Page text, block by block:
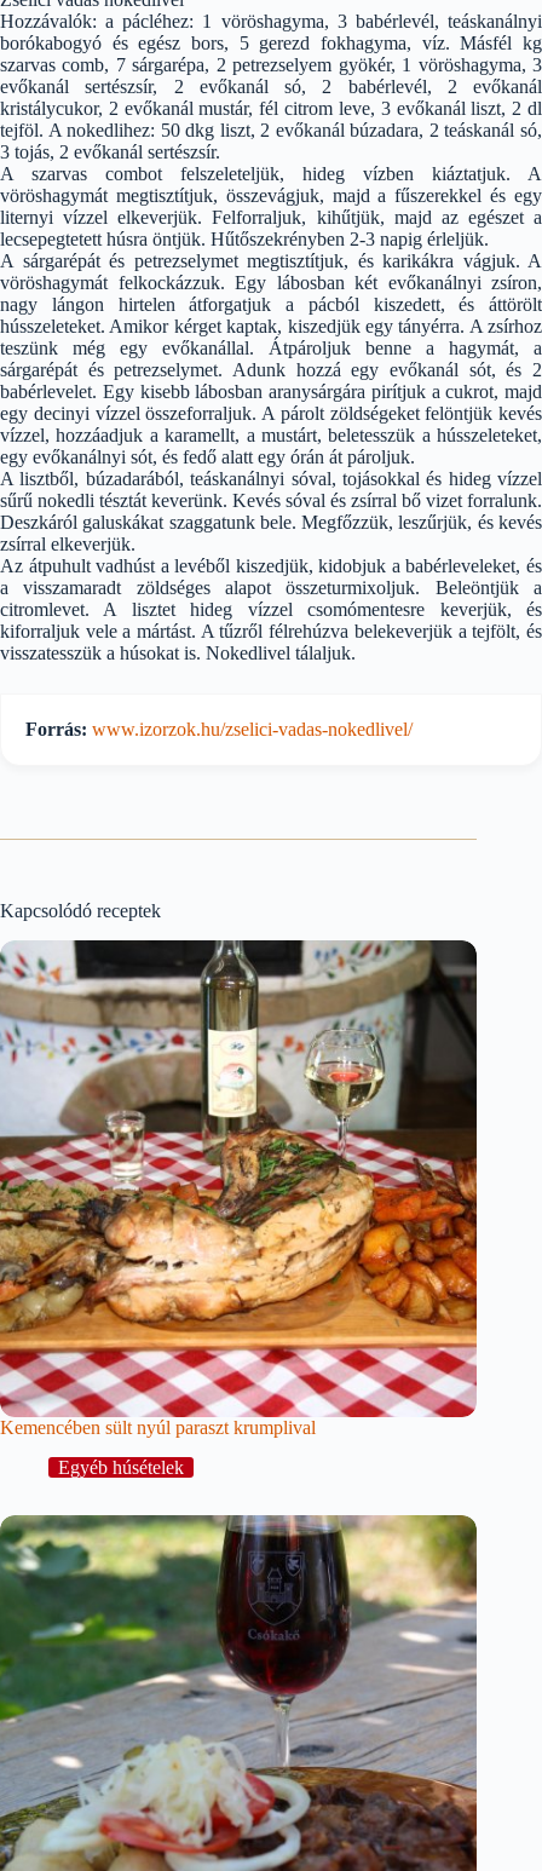
Hozzávalók: a pácléhez: 1 vöröshagyma, 3 babérlevél, teáskanálnyi
borókabogyó és egész bors, 5 gerezd fokhagyma, víz. Másfél kg
szarvas comb, 7 sárgarépa, 2 petrezselyem gyökér, 1 vöröshagyma, 3
evőkanál sertészsír, 2 evőkanál só, 2 babérlevél, 2 evőkanál
kristálycukor, 2 evőkanál mustár, fél citrom leve, 3 evőkanál liszt, 2 dl
tejföl. A nokedlihez: 50 dkg liszt, 2 evőkanál búzadara, 2 teáskanál só,
3 tojás, 2 evőkanál sertészsír.
A szarvas combot felszeleteljük, hideg vízben kiáztatjuk. A
vöröshagymát megtisztítjuk, összevágjuk, majd a fűszerekkel és egy
liternyi vízzel elkeverjük. Felforraljuk, kihűtjük, majd az egészet a
lecsepegtetett húsra öntjük. Hűtőszekrényben 2-3 napig érleljük.
A sárgarépát és petrezselymet megtisztítjuk, és karikákra vágjuk. A
vöröshagymát felkockázzuk. Egy lábosban két evőkanálnyi zsíron,
nagy lángon hirtelen átforgatjuk a pácból kiszedett, és áttörölt
hússzeleteket. Amikor kérget kaptak, kiszedjük egy tányérra. A zsírhoz
teszünk még egy evőkanállal. Átpároljuk benne a hagymát, a
sárgarépát és petrezselymet. Adunk hozzá egy evőkanál sót, és 2
babérlevelet. Egy kisebb lábosban aranysárgára pirítjuk a cukrot, majd
egy decinyi vízzel összeforraljuk. A párolt zöldségeket felöntjük kevés
vízzel, hozzáadjuk a karamellt, a mustárt, beletesszük a hússzeleteket,
egy evőkanálnyi sót, és fedő alatt egy órán át pároljuk.
A lisztből, búzadarából, teáskanálnyi sóval, tojásokkal és hideg vízzel
sűrű nokedli tésztát keverünk. Kevés sóval és zsírral bő vizet forralunk.
Deszkáról galuskákat szaggatunk bele. Megfőzzük, leszűrjük, és kevés
zsírral elkeverjük.
Az átpuhult vadhúst a levéből kiszedjük, kidobjuk a babérleveleket, és
a visszamaradt zöldséges alapot összeturmixoljuk. Beleöntjük a
citromlevet. A lisztet hideg vízzel csomómentesre keverjük, és
kiforraljuk vele a mártást. A tűzről félrehúzva belekeverjük a tejfölt, és
visszatesszük a húsokat is. Nokedlivel tálaljuk.
Forrás: www.izorzok.hu/zselici-vadas-nokedlivel/
Kapcsolódó receptek
Kemencében sült nyúl paraszt krumplival
Egyéb húsételek